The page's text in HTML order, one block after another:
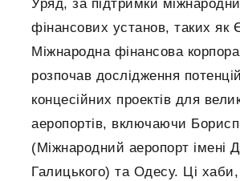
Уряд, за підтримки
фінансових установ, таких як
Міжнародна фінансова
розпочав дослідження
концесійних проектів для
аеропортів, включаючи
(Міжнародний аеропорт імені
Галицького) та Одесу. Ці